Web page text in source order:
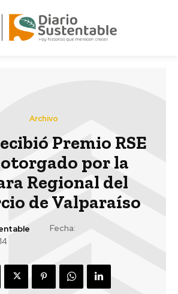
Archivo
Premio RSE
otorgado por la
Regional del
de Valparaíso
Fecha: